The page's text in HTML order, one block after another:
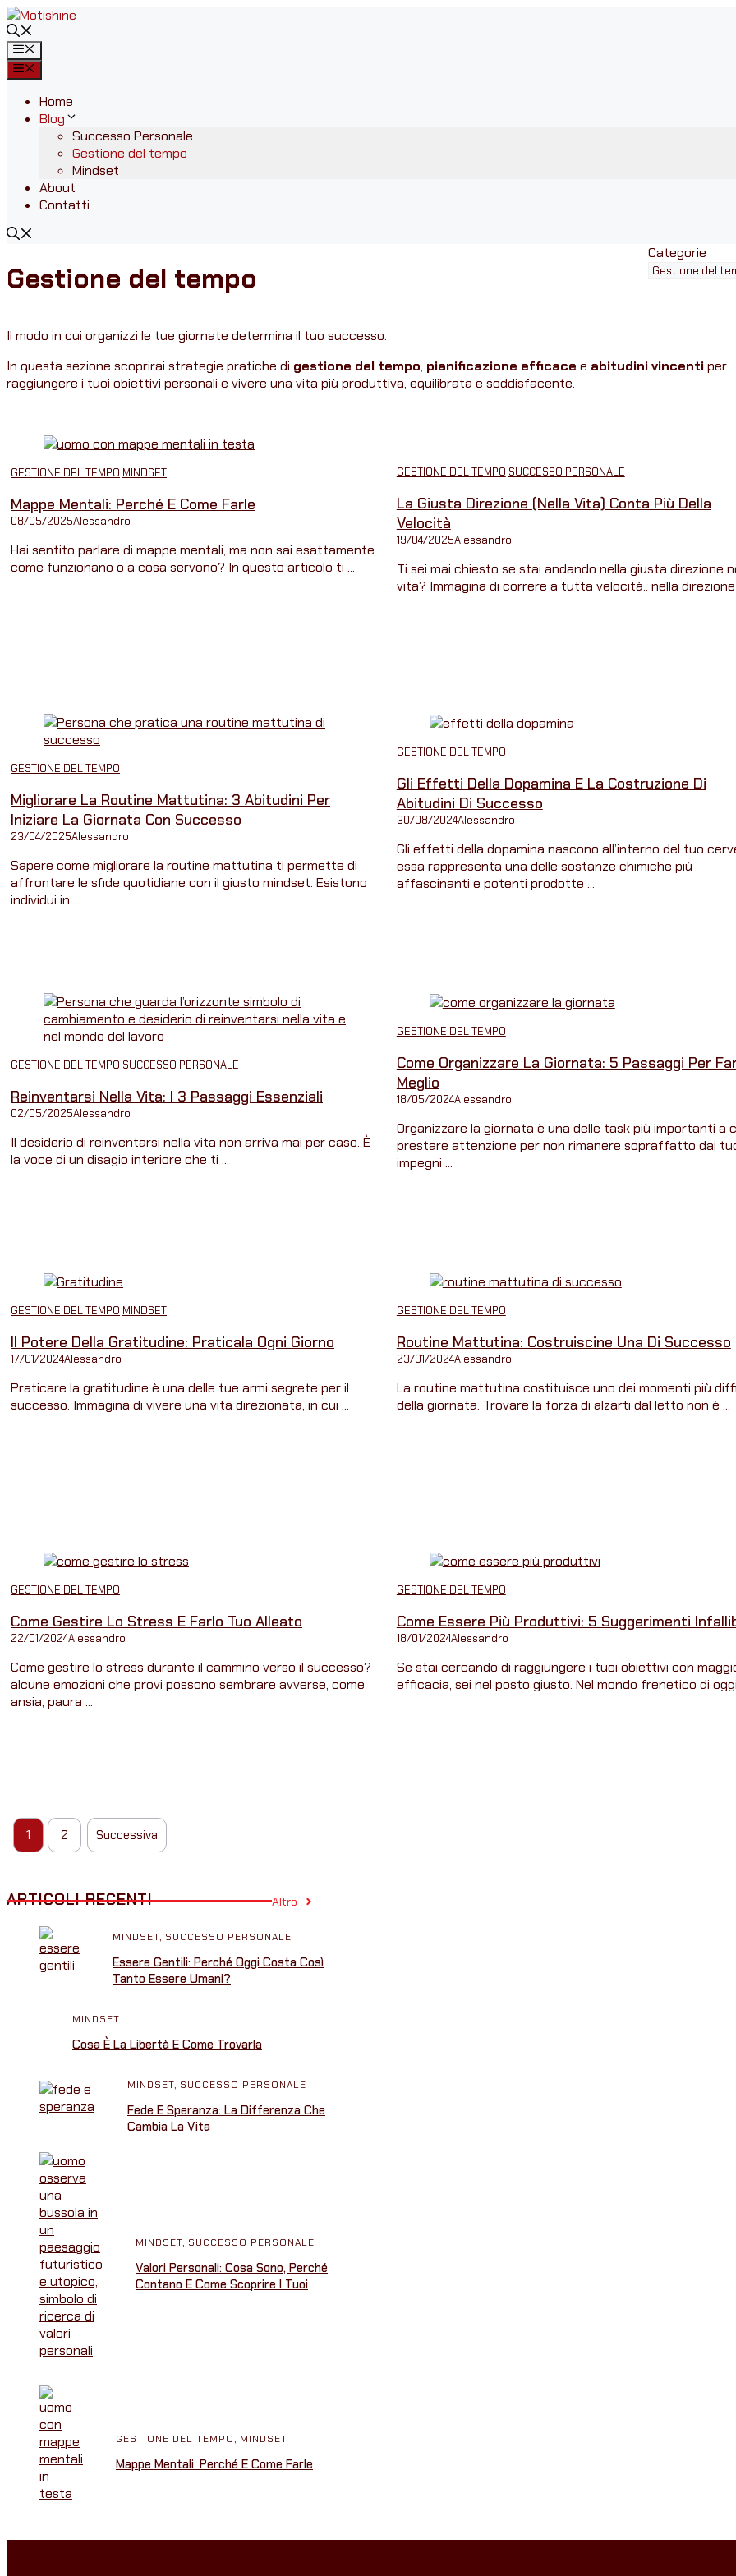
Vai
al
contenuto
Menu
Menu
Home
Blog
Successo Personale
Gestione del tempo
Mindset
About
Contatti
Gestione del tempo
Categorie
Il modo in cui organizzi le tue giornate determina il tuo successo.
In questa sezione scoprirai strategie pratiche di gestione del tempo, pianificazione efficace e abitudini vincentiper
raggiungere i tuoi obiettivi personali e vivere una vita più produttiva, equilibrata e soddisfacente.
GESTIONE DEL TEMPO MINDSET
Mappe Mentali: Perché E Come Farle
08/05/2025Alessandro
Hai sentito parlare di mappe mentali, ma non sai esattamente
come funzionano o a cosa servono? In questo articolo ti ...
GESTIONE DEL TEMPO SUCCESSO PERSONALE
La Giusta Direzione (nella Vita) Conta Più Della
Velocità
19/04/2025Alessandro
Ti sei mai chiesto se stai andando nella giusta direzione
vita? Immagina di correre a tutta velocità.. nella direzione
GESTIONE DEL TEMPO
Migliorare La Routine Mattutina: 3 Abitudini Per
Iniziare La Giornata Con Successo
23/04/2025Alessandro
Sapere come migliorare la routine mattutina ti permette di
affrontare le sfide quotidiane con il giusto mindset. Esistono
individui in ...
GESTIONE DEL TEMPO
Gli Effetti Della Dopamina E La Costruzione Di
Abitudini Di Successo
30/08/2024Alessandro
Gli effetti della dopamina nascono all’interno del tuo
essa rappresenta una delle sostanze chimiche più
affascinanti e potenti prodotte ...
GESTIONE DEL TEMPO SUCCESSO PERSONALE
Reinventarsi Nella Vita: I 3 Passaggi Essenziali
02/05/2025Alessandro
Il desiderio di reinventarsi nella vita non arriva mai per caso. È
la voce di un disagio interiore che ti ...
GESTIONE DEL TEMPO
Come Organizzare La Giornata: 5 Passaggi Per
Meglio
18/05/2024Alessandro
Organizzare la giornata è una delle task più importanti a
prestare attenzione per non rimanere sopraffatto dai
impegni ...
GESTIONE DEL TEMPO MINDSET
Il Potere Della Gratitudine: Praticala Ogni Giorno
17/01/2024Alessandro
Praticare la gratitudine è una delle tue armi segrete per il
successo. Immagina di vivere una vita direzionata, in cui ...
GESTIONE DEL TEMPO
Routine Mattutina: Costruiscine Una Di Successo
23/01/2024Alessandro
La routine mattutina costituisce uno dei momenti più
della giornata. Trovare la forza di alzarti dal letto non è ...
GESTIONE DEL TEMPO
Come Gestire Lo Stress E Farlo Tuo Alleato
22/01/2024Alessandro
Come gestire lo stress durante il cammino verso il successo?
alcune emozioni che provi possono sembrare avverse, come
ansia, paura ...
GESTIONE DEL TEMPO
Come Essere Più Produttivi: 5 Suggerimenti
18/01/2024Alessandro
Se stai cercando di raggiungere i tuoi obiettivi con
efficacia, sei nel posto giusto. Nel mondo frenetico di
1 2 Successiva
ARTICOLI RECENTI Altro
MINDSET, SUCCESSO PERSONALE
Essere Gentili: Perché Oggi Costa Così
Tanto Essere Umani?
MINDSET
Cosa È La Libertà E Come Trovarla
MINDSET, SUCCESSO PERSONALE
Fede E Speranza: La Differenza Che
Cambia La Vita
MINDSET, SUCCESSO PERSONALE
Valori Personali: Cosa Sono, Perché
Contano E Come Scoprire I Tuoi
GESTIONE DEL TEMPO, MINDSET
Mappe Mentali: Perché E Come Farle